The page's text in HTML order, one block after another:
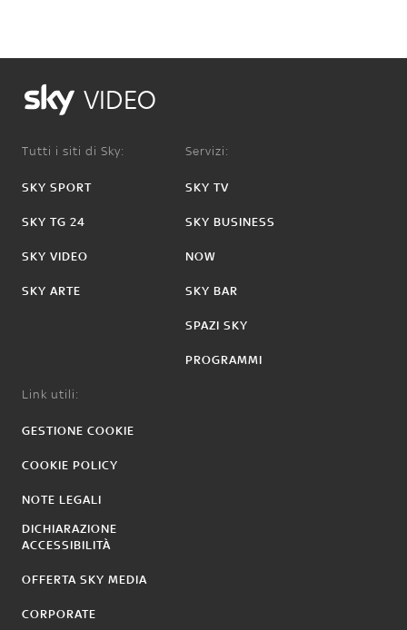
VIDEO
Tutti i siti di Sky:
SKY SPORT
SKY TG 24
SKY VIDEO
SKY ARTE
Servizi:
SKY TV
SKY BUSINESS
NOW
SKY BAR
SPAZI SKY
PROGRAMMI
Link utili:
GESTIONE COOKIE
COOKIE POLICY
NOTE LEGALI
DICHIARAZIONE
ACCESSIBILITÀ
OFFERTA SKY MEDIA
CORPORATE